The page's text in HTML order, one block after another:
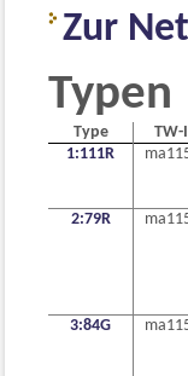
Zur
Typen
Type TW-
1:111R
2:79R
3:84G